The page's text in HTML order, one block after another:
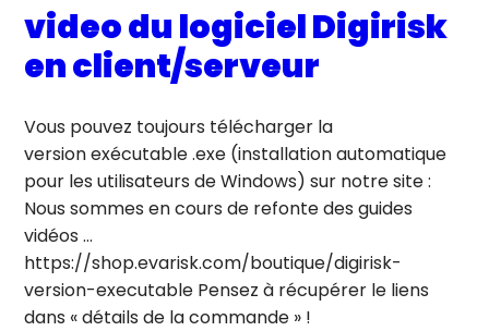
video du logiciel Digirisk
en client/serveur
Vous pouvez toujours télécharger la
version exécutable .exe (installation automatique
pour les utilisateurs de Windows) sur notre site :
Nous sommes en cours de refonte des guides
vidéos …
https://shop.evarisk.com/boutique/digirisk-
version-executable Pensez à récupérer le liens
dans « détails de la commande » !